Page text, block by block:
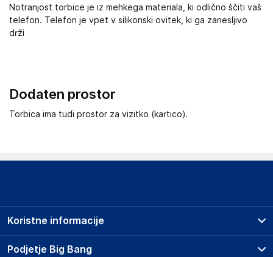
Notranjost torbice je iz mehkega materiala, ki odlično ščiti vaš
telefon. Telefon je vpet v silikonski ovitek, ki ga zanesljivo
drži
Dodaten prostor
Torbica ima tudi prostor za vizitko (kartico).
Podjetje Big Bang
Koristne informacije
Prodajna mesta